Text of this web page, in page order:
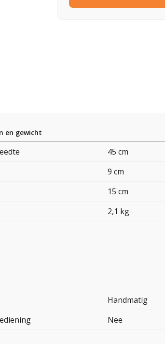
en gewicht
45 cm
9 cm
15 cm
2,1 kg
Handmatig
Nee